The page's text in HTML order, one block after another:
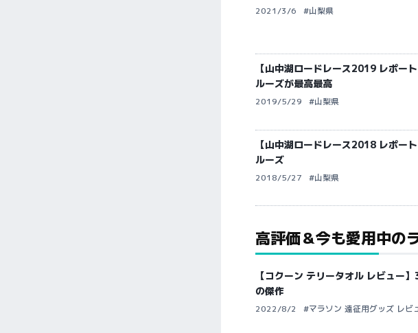
2021/3/6 #山梨県
【山中湖ロードレース2019 レポー
ルーズが最高最高
2019/5/29 #山梨県
【山中湖ロードレース2018 レポー
ルーズ
2018/5/27 #山梨県
高評価＆今も愛用中の
【コクーン テリータオル レビュー
の傑作
2022/8/2 #マラソン 遠征用グッズ レビ